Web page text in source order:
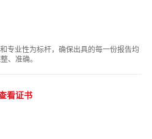
专业性为标杆，确保出具的每一份报告均
、准确。
看证书